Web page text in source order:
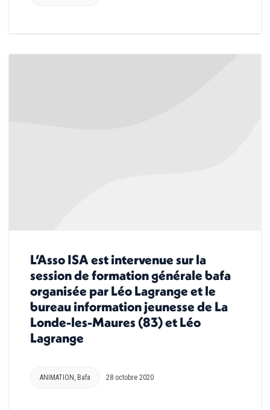
L’Asso ISA est intervenue sur la
session de formation générale bafa
organisée par Léo Lagrange et le
bureau information jeunesse de La
Londe-les-Maures (83) et Léo
Lagrange
ANIMATION Bafa 28 octobre 2020